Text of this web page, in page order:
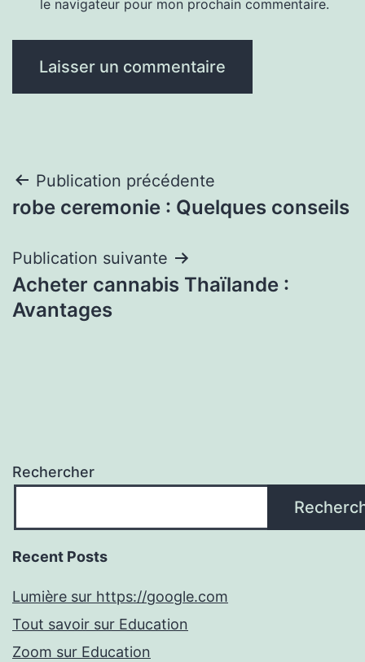
le navigateur pour mon prochain commentaire.
Navigation
de
l’article
Publication précédente
robe ceremonie : Quelques conseils
Publication suivante
Acheter cannabis Thaïlande :
Avantages
Rechercher
Recent Posts
Lumière sur https://google.com
Tout savoir sur Education
Zoom sur Education